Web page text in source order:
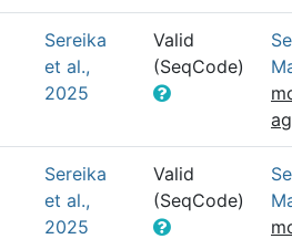
Sereika
et al.,
2025
Valid
(SeqCode)
Sereika
et al.,
2025
Valid
(SeqCode)